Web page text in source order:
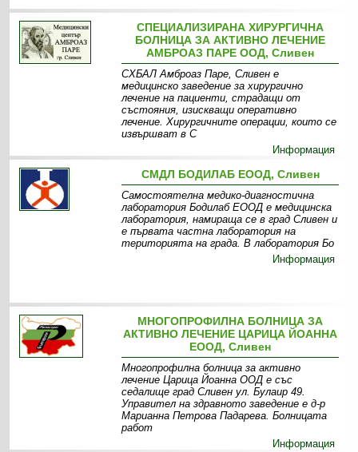
СПЕЦИАЛИЗИРАНА ХИРУРГИЧНА
БОЛНИЦА ЗА АКТИВНО ЛЕЧЕНИЕ
АМБРОАЗ ПАРЕ ООД, Сливен
СХБАЛ Амброаз Паре, Сливен е
медицинско заведение за хирургично
лечение на пациенти, страдащи от
състояния, изискващи оперативно
лечение. Хирургичните операции, които се
извършват в С
Информация
СМДЛ БОДИЛАБ ЕООД, Сливен
Самостоятелна медико-диагностична
лаборатория Бодилаб ЕООД е медицинска
лаборатория, намираща се в град Сливен и
е първата частна лаборатория на
територията на града. В лаборатория Бо
Информация
МНОГОПРОФИЛНА БОЛНИЦА ЗА
АКТИВНО ЛЕЧЕНИЕ ЦАРИЦА ЙОАННА
ЕООД, Сливен
Многопрофилна болница за активно
лечение Царица Йоанна ООД е със
седалище град Сливен ул. Булаир 49.
Управител на здравното заведение е д-р
Марианна Петрова Падарева. Болницата
работ
Информация